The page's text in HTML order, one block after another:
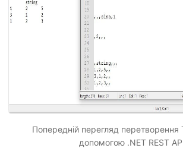
Попередній перегляд перетворення
допомогою .NET REST